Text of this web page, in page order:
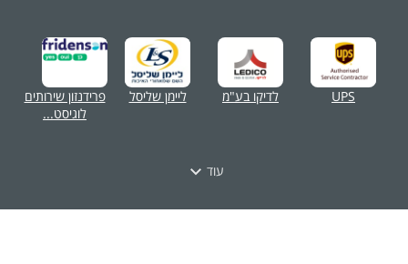
UPS לדיקו בע"מ ליימן שליסל
פרידנזון שירותים
לוגיסט...
עוד